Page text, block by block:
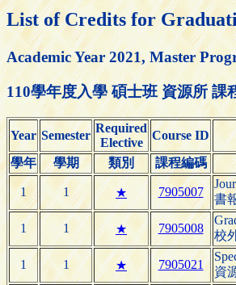
List of Credits for
Academic Year 2021, Master
110學年度入學 碩士班 資源所 課
Year Semester
Required
Elective
Course ID
學年
學期 類別 課程編碼
1 1 ★ 7905007
書
1 1 ★ 7905008
校
1 1 ★ 7905021
資